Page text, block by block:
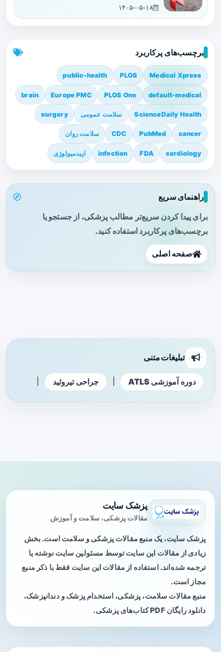
۱۴۰۵-۰۵-۱۸
برچسب‌های پرکاربرد
Medical Xpress
PLOS
public-health
default-medical
PLOS One
Europe PMC
brain
ScienceDaily Health سلامت عمومی surgery
cancer
PubMed
CDC سلامت روان
cardiology
FDA
infection اپیدمیولوژی
راهنمای سریع
برای پیدا کردن سریع‌تر مطالب پزشکی، از جستجو یا
برچسب‌های پرکاربرد استفاده کنید.
صفحه اصلی
تبلیغات متنی
دوره آموزشی ATLS جراحی تیروئید
پزشک سایت
مقالات پزشکی، سلامت و آموزش
پزشک سایت، یک منبع مقالات پزشکی و سلامت است. بخش
زیادی از مقالات این سایت توسط مسئولین سایت نوشته یا
ترجمه شده‌اند. استفاده از مقالات این سایت فقط با ذکر منبع
مجاز است.
منبع مقالات سلامت، پزشکی، استخدام پزشک و دندانپزشک،
دانلود رایگان PDF کتاب‌های پزشکی.